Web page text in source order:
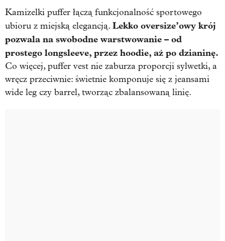
Kamizelki puffer łączą funkcjonalność sportowego
ubioru z miejską elegancją. Lekko oversize’owy krój
pozwala na swobodne warstwowanie – od
prostego longsleeve, przez hoodie, aż po dzianinę.
Co więcej, puffer vest nie zaburza proporcji sylwetki, a
wręcz przeciwnie: świetnie komponuje się z jeansami
wide leg czy barrel, tworząc zbalansowaną linię.